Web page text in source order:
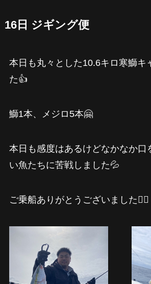
16日 ジギング便
本日も丸々とした10.6キロ寒鰤キ
た👍
鰤1本、メジロ5本🤗
本日も感度はあるけどなかなか口
い魚たちに苦戦しました💦
ご乗船ありがとうございました🙇‍♂️